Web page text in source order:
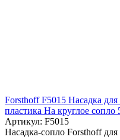
Forsthoff F5015 Насадка
пластика На круглое сопло
Артикул: F5015
Насадка-сопло Forsthoff